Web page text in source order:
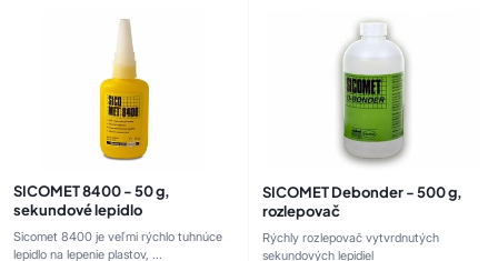
SICOMET 8400 - 50 g,
sekundové lepidlo
Sicomet 8400 je veľmi rýchlo tuhnúce
lepidlo na lepenie plastov, ...
SICOMET Debonder - 500 g,
rozlepovač
Rýchly rozlepovač vytvrdnutých
sekundových lepidiel